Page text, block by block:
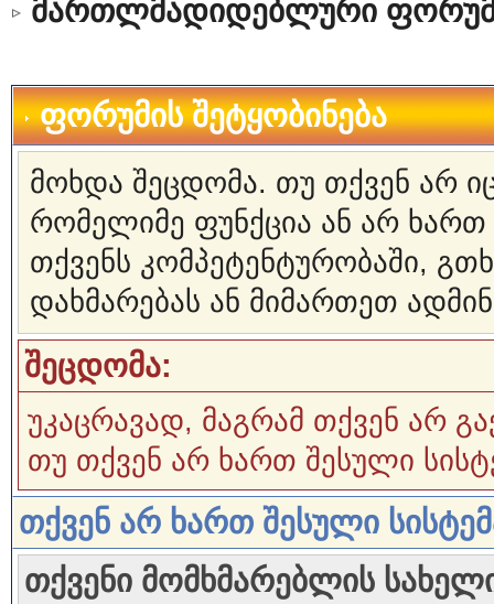
მართლმადიდებლური
ფორუმის შეტყობინება
მოხდა შეცდომა. თუ თქვენ არ
რომელიმე ფუნქცია ან არ ხართ
თქვენს კომპეტენტურობაში,
დახმარებას ან მიმართეთ
შეცდომა:
უკაცრავად, მაგრამ თქვენ არ
თუ თქვენ არ ხართ შესული
თქვენ არ ხართ შესული
თქვენი მომხმარებლის